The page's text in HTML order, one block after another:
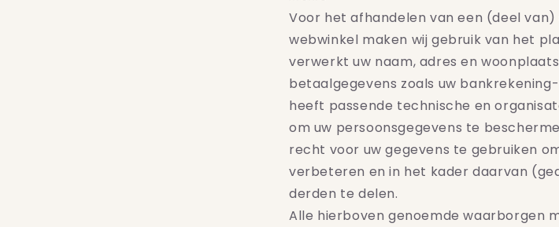
Voor het afhandelen van een (deel
webwinkel maken wij gebruik van het
verwerkt uw naam, adres en
betaalgegevens zoals uw
heeft passende technische en
om uw persoonsgegevens te
recht voor uw gegevens te gebruiken
verbeteren en in het kader daarvan
derden te delen.
Alle hierboven genoemde waarborgen